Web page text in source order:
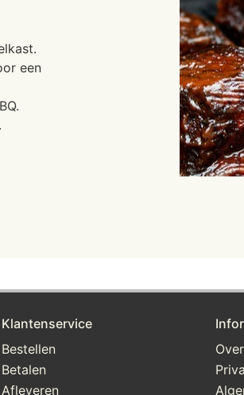
een
Klantenservice
Bestellen
Betalen
Afleveren